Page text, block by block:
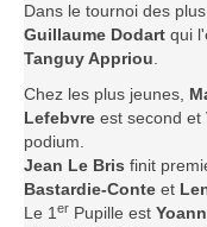
Saison 2017-2018
Saison 2016-2017
Saison 2015-2016
Saison 2014-2015
Saison 2013-2014
Saison 2012-2013
Dans le tournoi des
Guillaume Dodart qui
Tanguy Appriou
Chez les plus jeunes,
Lefebvre est second et
podium.
Jean Le Bris finit
Bastardie-Conte et
Le 1 er Pupille est